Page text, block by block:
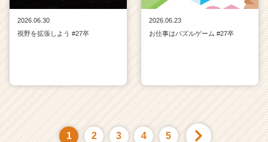
2026.06.30
視野を拡張しよう #27卒
2026.06.23
お仕事はパズルゲーム #27卒
1 2 3 4 5